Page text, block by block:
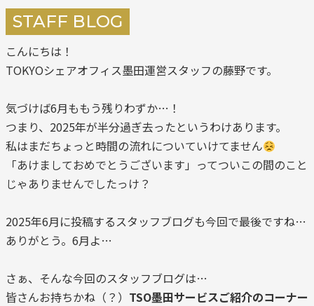
STAFF BLOG
こんにちは！
TOKYOシェアオフィス墨田運営スタッフの藤野です。
気づけば6月ももう残りわずか…！
つまり、2025年が半分過ぎ去ったというわけあります。
私はまだちょっと時間の流れについていけてません
「あけましておめでとうございます」ってついこの間のこと
じゃありませんでしたっけ？
2025年6月に投稿するスタッフブログも今回で最後ですね…
ありがとう。6月よ…
さぁ、そんな今回のスタッフブログは…
皆さんお持ちかね（？） TSO墨田サービスご紹介のコーナー